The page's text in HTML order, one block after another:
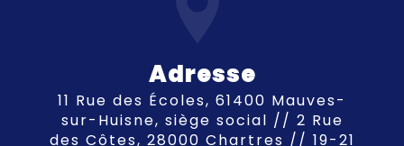
Adresse
11 Rue des Écoles, 61400 Mauves-
sur-Huisne, siège social // 2 Rue
des Côtes, 28000 Chartres // 19-21